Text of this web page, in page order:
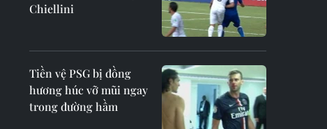
Chiellini
Tiền vệ PSG bị đồng
hương húc vỡ mũi ngay
trong đường hầm